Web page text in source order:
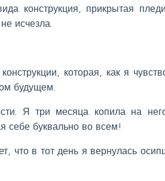
конструкция, прикрытая
исчезла.
которая, как я
будущем.
Я три месяца копила на
себе буквально во всем!
что в тот день я вернулась